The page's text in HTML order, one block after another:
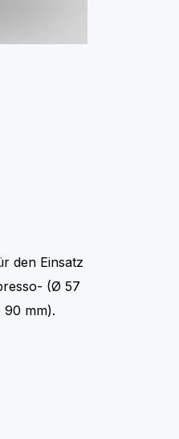
den Einsatz
(Ø 57
mm).